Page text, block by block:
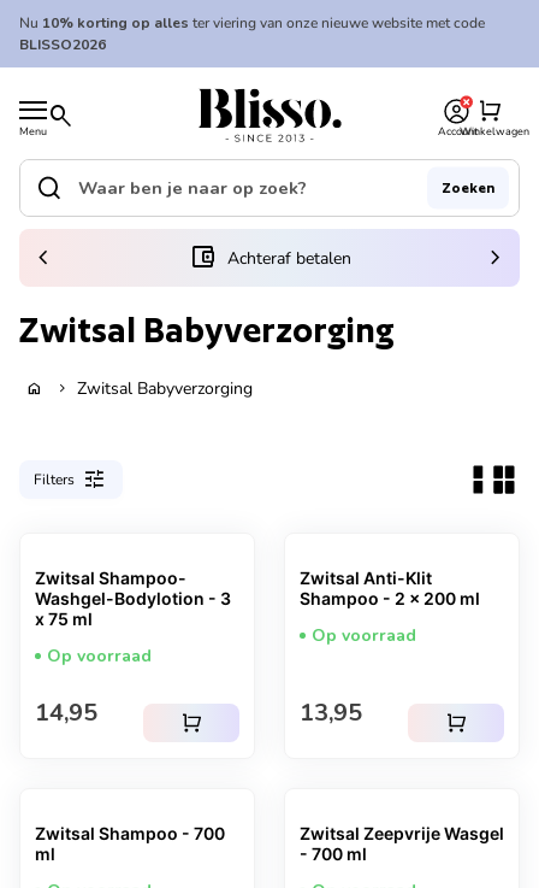
Overslaan naar inhoud
Nu 10% korting op alles ter viering van onze nieuwe website met code
BLISSO2026
Menu search
Home
AccountWinkelwagen
shopping_cart
Home
Zoek op"
search Zoeken
(link opent in nieuw tabblad/venster)
account_balance_wallet Achteraf betalen
chevron_left chevron_right
Zwitsal Babyverzorging
home chevron_right Zwitsal Babyverzorging
Filters tune
Zwitsal Shampoo-
Washgel-Bodylotion - 3
x 75 ml
Op voorraad
Normale prijs
14,95 shopping_cart
Zwitsal Anti-Klit
Shampoo - 2 x 200 ml
Op voorraad
Normale prijs
13,95 shopping_cart
Zwitsal Shampoo - 700
ml
Zwitsal Zeepvrije Wasgel
- 700 ml